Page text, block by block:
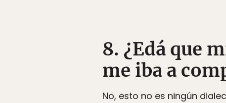
8. ¿Edá que
me iba a
No, esto no es ningún